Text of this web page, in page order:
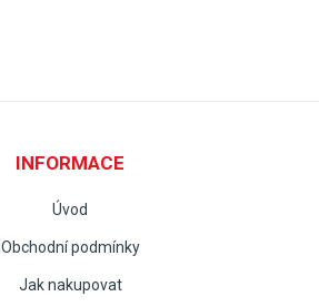
INFORMACE
Úvod
Obchodní podmínky
Jak nakupovat